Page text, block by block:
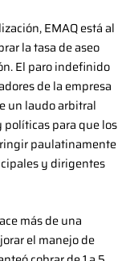
EMAQ está al
la tasa de aseo
El paro indefinido
de la empresa
un laudo arbitral
para que los
paulatinamente
y dirigentes
más de una
el manejo de